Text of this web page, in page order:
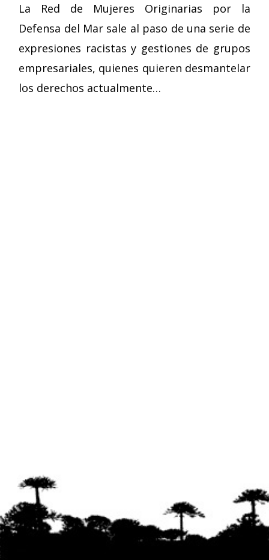
La Red de Mujeres Originarias por la
Defensa del Mar sale al paso de una serie de
expresiones racistas y gestiones de grupos
empresariales, quienes quieren desmantelar
los derechos actualmente…